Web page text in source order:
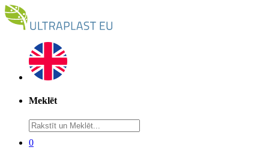
Meklēt
0